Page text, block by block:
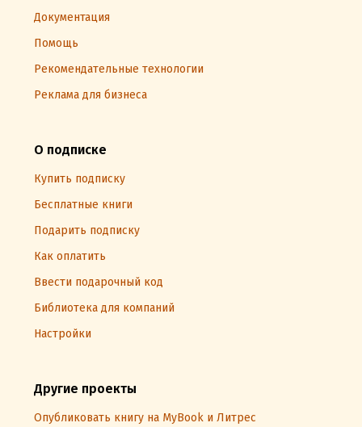
Документация
Помощь
Рекомендательные технологии
Реклама для бизнеса
О подписке
Купить подписку
Бесплатные книги
Подарить подписку
Как оплатить
Ввести подарочный код
Библиотека для компаний
Настройки
Другие проекты
Опубликовать книгу на MyBook и Литрес